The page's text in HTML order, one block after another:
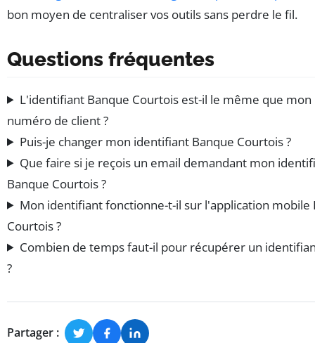
bon moyen de centraliser vos outils sans perdre le fil.
Questions fréquentes
L'identifiant Banque Courtois est-il le même que mon
numéro de client ?
Puis-je changer mon identifiant Banque Courtois ?
Que faire si je reçois un email demandant mon
Banque Courtois ?
Mon identifiant fonctionne-t-il sur l'application mobile
Courtois ?
Combien de temps faut-il pour récupérer un
?
Partager :